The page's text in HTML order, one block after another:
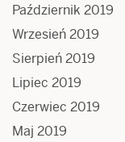
Październik 2019
Wrzesień 2019
Sierpień 2019
Lipiec 2019
Czerwiec 2019
Maj 2019